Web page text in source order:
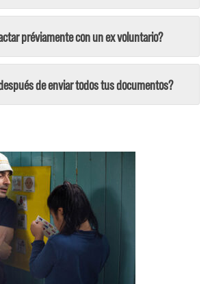
préviamente con un ex voluntario?
de enviar todos tus documentos?